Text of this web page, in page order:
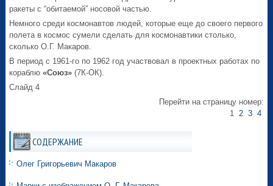
ракеты с “обитаемой” носовой частью.
Немного среди космонавтов людей, которые еще до своего первого
полета в космос сумели сделать для космонавтики столько,
сколько О.Г. Макаров.
В период с 1961-го по 1962 год участвовал в проектных работах по
кораблю«Союз» (7К-ОК).
Слайд 4
Перейти на страницу номер:
1 2 3 4
СОДЕРЖАНИЕ
Олег Григорьевич Макаров